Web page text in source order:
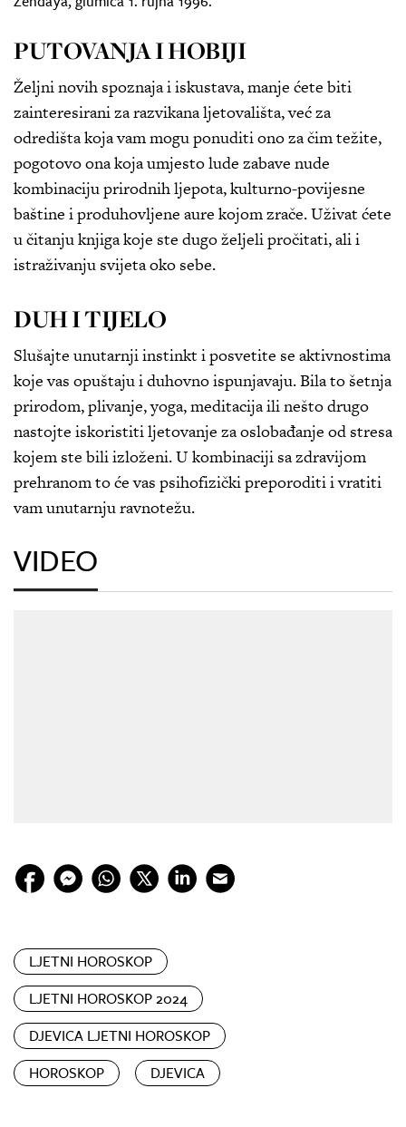
PUTOVANJA I HOBIJI
Željni novih spoznaja i iskustava, manje ćete biti
zainteresirani za razvikana ljetovališta, već za
odredišta koja vam mogu ponuditi ono za čim težite,
pogotovo ona koja umjesto lude zabave nude
kombinaciju prirodnih ljepota, kulturno-povijesne
baštine i produhovljene aure kojom zrače. Uživat ćete
u čitanju knjiga koje ste dugo željeli pročitati, ali i
istraživanju svijeta oko sebe.
DUH I TIJELO
Slušajte unutarnji instinkt i posvetite se aktivnostima
koje vas opuštaju i duhovno ispunjavaju. Bila to šetnja
prirodom, plivanje, yoga, meditacija ili nešto drugo
nastojte iskoristiti ljetovanje za oslobađanje od stresa
kojem ste bili izloženi. U kombinaciji sa zdravijom
prehranom to će vas psihofizički preporoditi i vratiti
vam unutarnju ravnotežu.
VIDEO
LJETNI HOROSKOP
LJETNI HOROSKOP 2024
DJEVICA LJETNI HOROSKOP
HOROSKOP
DJEVICA